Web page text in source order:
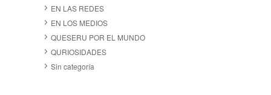
EN LAS REDES
EN LOS MEDIOS
QUESERU POR EL MUNDO
QURIOSIDADES
Sin categoría